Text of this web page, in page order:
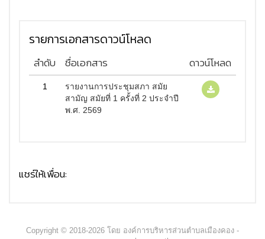
รายการเอกสารดาวน์โหลด
ลำดับ ชื่อเอกสาร ดาวน์โหลด
1
รายงานการประชุมสภา สมัย
สามัญ สมัยที่ 1 ครั้งที่ 2 ประจำปี
พ.ศ. 2569
แชร์ให้เพื่อน:
Copyright © 2018-2026 โดย องค์การบริหารส่วนตำบลเมืองคอง -